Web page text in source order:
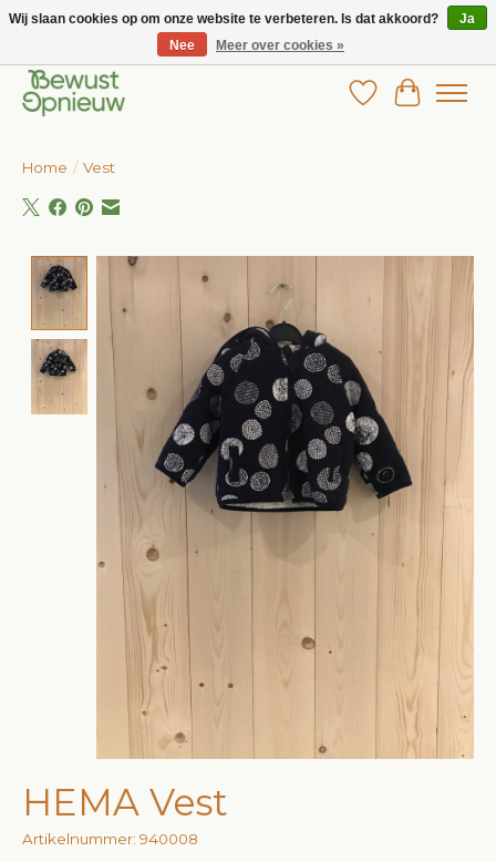
Wij bieden het grootste aanbod in betaalbare kinderkleding!
Verlanglijst
Home / Vest
Product image slideshow Items
HEMA Vest
Artikelnummer: 940008
Wij slaan cookies op om onze website te verbeteren. Is dat akkoord?
Ja
Nee
Meer over cookies »